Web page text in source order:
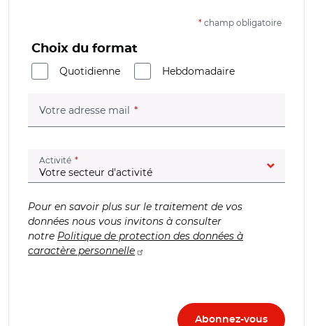
* champ obligatoire
Choix du format
Quotidienne
Hebdomadaire
Votre adresse mail (champ obligatoire)
Activité (champ obligatoire)
Pour en savoir plus sur le traitement de vos
données nous vous invitons à consulter
notre Politique de protection des données à
caractère personnelle